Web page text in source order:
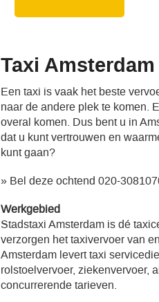
Taxi
Een taxi is vaak het beste
naar de andere plek te komen.
overal komen. Dus bent u in
dat u kunt vertrouwen en
kunt gaan?
» Bel deze ochtend 020-
Werkgebied
Stadstaxi Amsterdam is dé
verzorgen het taxivervoer van
Amsterdam levert taxi
rolstoelvervoer, ziekenvervoer,
concurrerende tarieven.